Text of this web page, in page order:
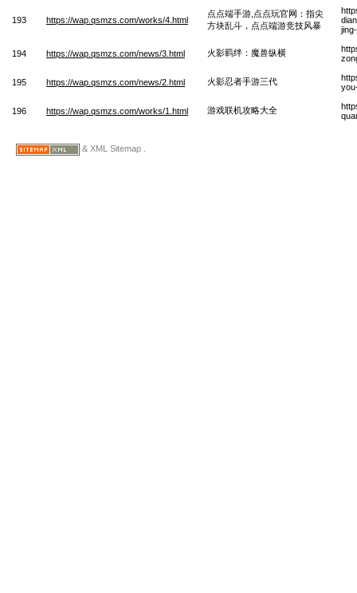
193 https://wap.qsmzs.com/works/4.html
点点端手游,点点玩官网：指尖
方块乱斗，点点端游竞技风暴
194 https://wap.qsmzs.com/news/3.html 火影羁绊：魔兽纵横
195 https://wap.qsmzs.com/news/2.html 火影忍者手游三代
196 https://wap.qsmzs.com/works/1.html 游戏联机攻略大全
& XML Sitemap .